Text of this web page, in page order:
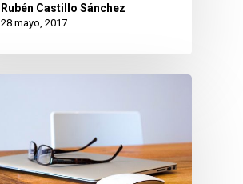
Rubén Castillo Sánchez
28 mayo, 2017